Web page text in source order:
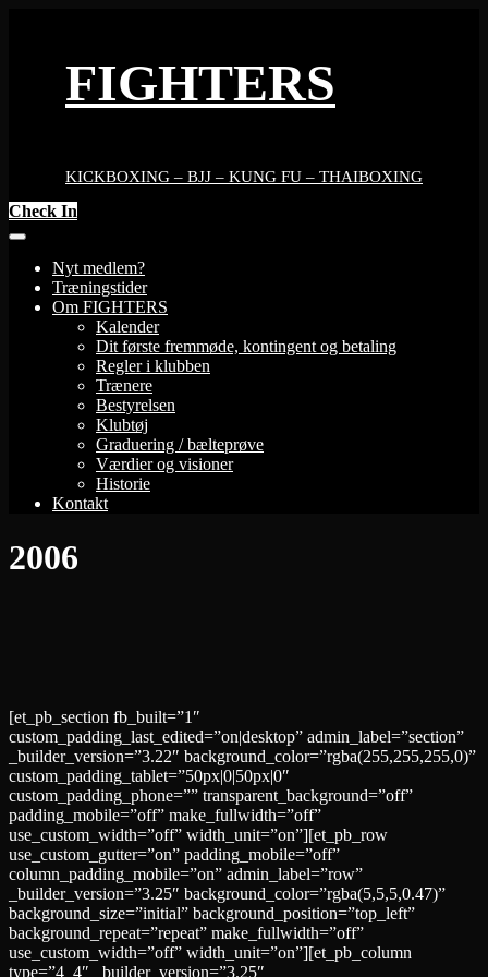
FIGHTERS
KICKBOXING – BJJ – KUNG FU – THAIBOXING
Check In
Nyt medlem?
Træningstider
Om FIGHTERS
Kalender
Dit første fremmøde, kontingent og betaling
Regler i klubben
Trænere
Bestyrelsen
Klubtøj
Graduering / bælteprøve
Værdier og visioner
Historie
Kontakt
2006
[et_pb_section fb_built=”1″
custom_padding_last_edited=”on|desktop” admin_label=”section”
_builder_version=”3.22″ background_color=”rgba(255,255,255,0)”
custom_padding_tablet=”50px|0|50px|0″
custom_padding_phone=”” transparent_background=”off”
padding_mobile=”off” make_fullwidth=”off”
use_custom_width=”off” width_unit=”on”][et_pb_row
use_custom_gutter=”on” padding_mobile=”off”
column_padding_mobile=”on” admin_label=”row”
_builder_version=”3.25″ background_color=”rgba(5,5,5,0.47)”
background_size=”initial” background_position=”top_left”
background_repeat=”repeat” make_fullwidth=”off”
use_custom_width=”off” width_unit=”on”][et_pb_column
type=”4_4″ _builder_version=”3.25″